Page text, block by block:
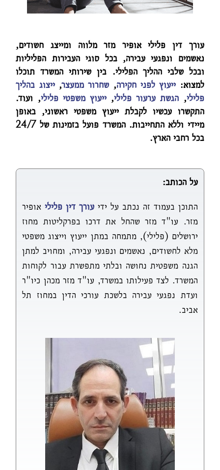
עורך דין פלילי אופיר מזר מלווה ומייצג חשודים,
נאשמים ונפגעי עבירה, בכל סוגי העבירות הפליליות
ובכל שלבי ההליך הפלילי. בין שירותי המשרד תוכלו
למצוא: ייעוץ לפני חקירה, שחרור ממעצר,ייצוג בהליך
פלילי, הגשת ערעור פלילי,ייעוץ משפטי פלילי, ועוד.
התקשרו עכשיו לקבלת ייעוץ משפטי ראשוני, באופן
מיידי וללא התחייבות. המשרד פועל בזמינות של 24/7
בכל רחבי הארץ.
על הכותב:
התוכן בעמוד זה נכתב על ידי עורך דין פליליאופיר
מזר. עו"ד מזר שהחל את דרכו בפרקליטות מחוז
ירושלים (פלילי), מתמחה במתן ייעוץ וייצוג משפטי
מלא לחשודים, נאשמים ונפגעי עבירה, ומחויב למתן
הגנה משפטית נחושה ובלתי מתפשרת עבור לקוחות
המשרד. לצד פעילותו במשרד, עו"ד מזר מכהן כיו"ר
ועדת נפגעי עבירה בלשכת עורכי הדין במחוז תל
אביב.